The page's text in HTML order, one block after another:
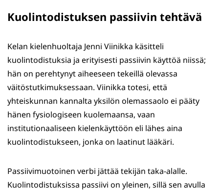
Kuolintodistuksen passiivin tehtävä
Kelan kielenhuoltaja Jenni Viinikka käsitteli
kuolintodistuksia ja erityisesti passiivin käyttöä niissä;
hän on perehtynyt aiheeseen tekeillä olevassa
väitöstutkimuksessaan. Viinikka totesi, että
yhteiskunnan kannalta yksilön olemassaolo ei pääty
hänen fysiologiseen kuolemaansa, vaan
institutionaaliseen kielenkäyttöön eli lähes aina
kuolintodistukseen, jonka on laatinut lääkäri.
Passiivimuotoinen verbi jättää tekijän taka-alalle.
Kuolintodistuksissa passiivi on yleinen, sillä sen avulla